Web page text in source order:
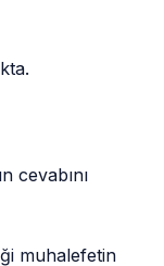
cevabını
muhalefetin